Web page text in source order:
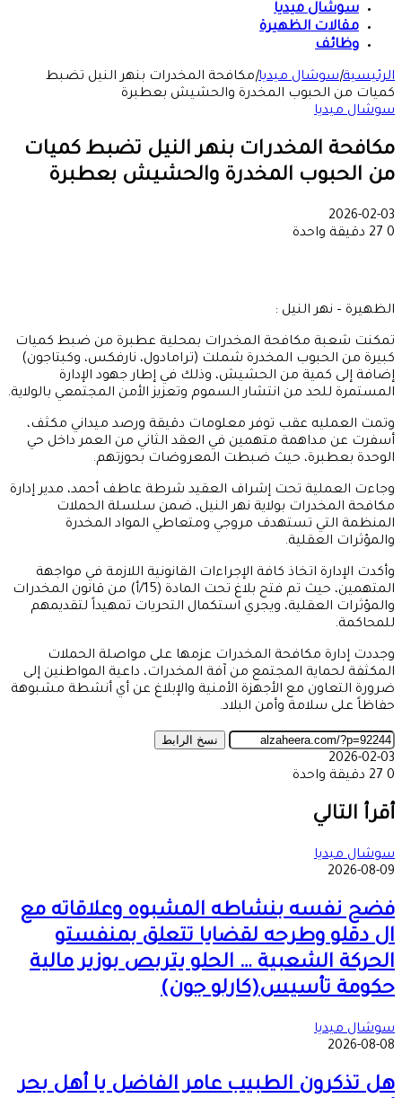
سوشال ميديا
مقالات الظهيرة
وظائف
الرئيسية|سوشال ميديا|مكافحة المخدرات بنهر النيل تضبط
كميات من الحبوب المخدرة والحشيش بعطبرة
سوشال ميديا
مكافحة المخدرات بنهر النيل تضبط كميات
من الحبوب المخدرة والحشيش بعطبرة
2026-02-03
0
دقيقة واحدة
الظهيرة – نهر النيل :
تمكنت شعبة مكافحة المخدرات بمحلية عطبرة من ضبط كميات
كبيرة من الحبوب المخدرة شملت (ترامادول، نارفكس، وكبتاجون)
إضافة إلى كمية من الحشيش، وذلك في إطار جهود الإدارة
المستمرة للحد من انتشار السموم وتعزيز الأمن المجتمعي بالولاية.
وتمت العمليه عقب توفر معلومات دقيقة ورصد ميداني مكثف،
أسفرت عن مداهمة متهمين في العقد الثاني من العمر داخل حي
الوحدة بعطبرة، حيث ضبطت المعروضات بحوزتهم.
وجاءت العملية تحت إشراف العقيد شرطة عاطف أحمد، مدير إدارة
مكافحة المخدرات بولاية نهر النيل، ضمن سلسلة الحملات
المنظمة التي تستهدف مروجي ومتعاطي المواد المخدرة
والمؤثرات العقلية.
وأكدت الإدارة اتخاذ كافة الإجراءات القانونية اللازمة في مواجهة
المتهمين، حيث تم فتح بلاغ تحت المادة (15/أ) من قانون المخدرات
والمؤثرات العقلية، ويجري استكمال التحريات تمهيداً لتقديمهم
للمحاكمة.
وجددت إدارة مكافحة المخدرات عزمها على مواصلة الحملات
المكثفة لحماية المجتمع من آفة المخدرات، داعية المواطنين إلى
ضرورة التعاون مع الأجهزة الأمنية والإبلاغ عن أي أنشطة مشبوهة
حفاظاً على سلامة وأمن البلاد.
نسخ الرابط
2026-02-03
0
دقيقة واحدة
عبر
البريد
أقرأ التالي
سوشال ميديا
2026-08-09
فضح نفسه بنشاطه المشبوه وعلاقاته مع
ال دقلو وطرحه لقضايا تتعلق بمنفستو
الحركة الشعبية … الحلو يتربص بوزير مالية
حكومة تأسيس(كارلو جون)
سوشال ميديا
2026-08-08
هل تذكرون الطبيب عامر الفاضل يا أهل بحر